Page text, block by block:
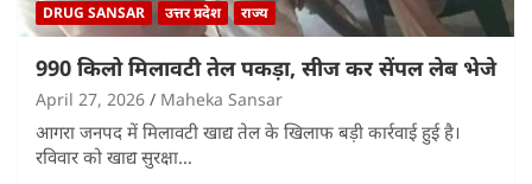
DRUG SANSAR उत्तर प्रदेश राज्य
990 किलो मिलावटी तेल पकड़ा, सीज कर सेंपल लेब भेजे
April 27, 2026 Maheka Sansar
आगरा जनपद में मिलावटी खाद्य तेल के खिलाफ बड़ी कार्रवाई हुई है।
रविवार को खाद्य सुरक्षा…